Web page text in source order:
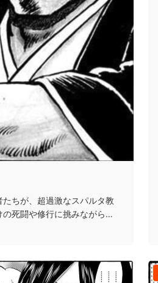
ちが、超過激なスパルタ教
死闘や修行に挑みながら男